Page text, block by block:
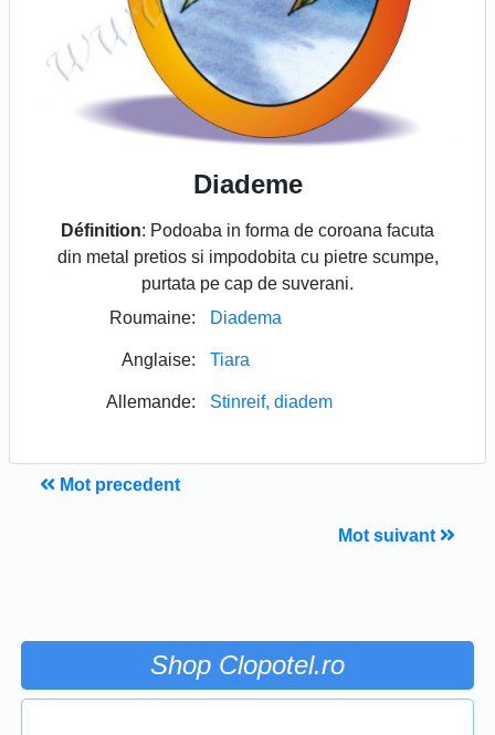
Diademe
Définition: Podoaba in forma de coroana facuta
din metal pretios si impodobita cu pietre scumpe,
purtata pe cap de suverani.
Roumaine:
Diadema
Anglaise: Tiara
Allemande: Stinreif, diadem
Mot precedent
Mot suivant
Shop Clopotel.ro